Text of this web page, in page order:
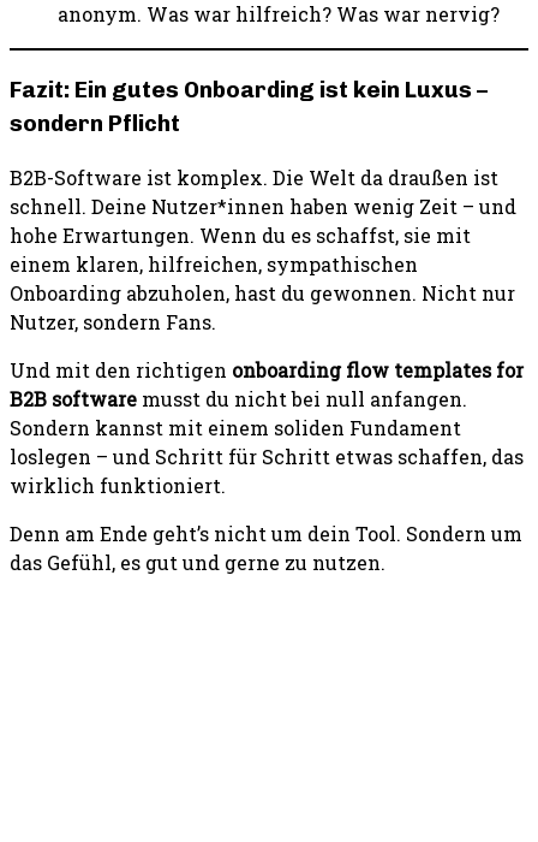
anonym. Was war hilfreich? Was war nervig?
Fazit: Ein gutes Onboarding ist kein Luxus –
sondern Pflicht
B2B-Software ist komplex. Die Welt da draußen ist
schnell. Deine Nutzer*innen haben wenig Zeit – und
hohe Erwartungen. Wenn du es schaffst, sie mit
einem klaren, hilfreichen, sympathischen
Onboarding abzuholen, hast du gewonnen. Nicht nur
Nutzer, sondern Fans.
Und mit den richtigen onboarding flow templates for
B2B software musst du nicht bei null anfangen.
Sondern kannst mit einem soliden Fundament
loslegen – und Schritt für Schritt etwas schaffen, das
wirklich funktioniert.
Denn am Ende geht’s nicht um dein Tool. Sondern um
das Gefühl, es gut und gerne zu nutzen.